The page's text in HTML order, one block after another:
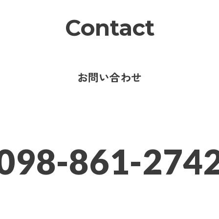
Contact
お問い合わせ
861-